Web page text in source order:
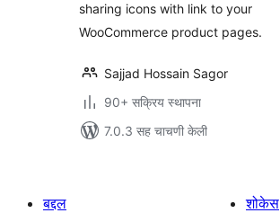
sharing icons with link to your
WooCommerce product pages.
Sajjad Hossain Sagor
90+ सक्रिय स्थापना
7.0.3 सह चाचणी केली
बद्दल
शोकेस